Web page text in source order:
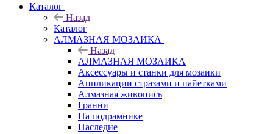
Каталог
Назад
Каталог
АЛМАЗНАЯ МОЗАИКА
Назад
АЛМАЗНАЯ МОЗАИКА
Аксессуары и станки для мозаики
Аппликации стразами и пайетками
Алмазная живопись
Гранни
На подрамнике
Наследие